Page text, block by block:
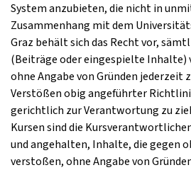
System anzubieten, die nicht in
Zusammenhang mit dem
Graz behält sich das Recht vor,
(Beiträge oder eingespielte Inhalte)
ohne Angabe von Gründen jederzeit
Verstößen obig angeführter
gerichtlich zur Verantwortung zu
Kursen sind die
und angehalten, Inhalte, die gegen
verstoßen, ohne Angabe von